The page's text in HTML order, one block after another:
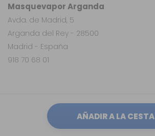
AÑADIR A LA CESTA
Masquevapor Arganda
Avda. de Madrid, 5
Arganda del Rey - 28500
Madrid - España
918 70 68 01